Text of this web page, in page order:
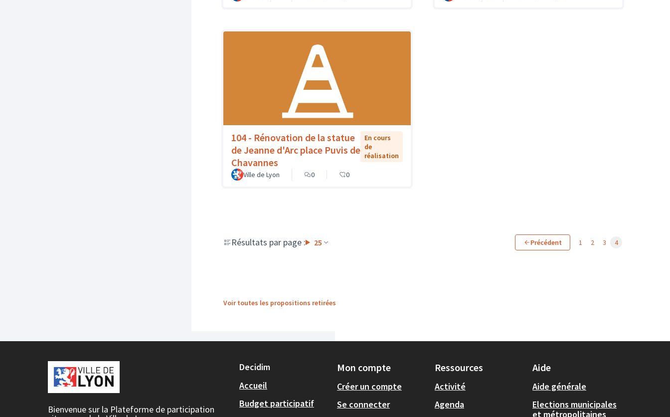
104 - Rénovation de la statue
de Jeanne d'Arc place Puvis de
Chavannes
En cours
de
réalisation
Ville de Lyon 0 0
Résultats par page : 25 Précédent 1 2 3 4
Voir toutes les propositions retirées
Bienvenue sur la Plateforme de participation
Decidim
Accueil
Budget participatif
Mon compte
Créer un compte
Se connecter
Ressources
Activité
Agenda
Aide
Aide générale
Elections municipales
et métropolitaines